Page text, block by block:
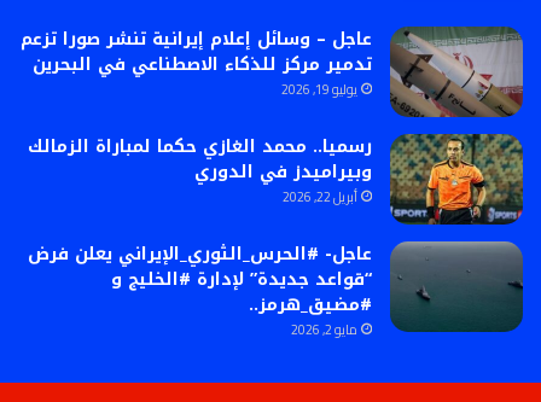
عاجل – وسائل إعلام إيرانية تنشر صورا تزعم
تدمير مركز للذكاء الاصطناعي في البحرين
يوليو 19, 2026
رسميا.. محمد الغازي حكما لمباراة الزمالك
وبيراميدز في الدوري
أبريل 22, 2026
عاجل- #الحرس_الثوري_الإيراني يعلن فرض
“قواعد جديدة” لإدارة #الخليج و
#مضيق_هرمز..
مايو 2, 2026